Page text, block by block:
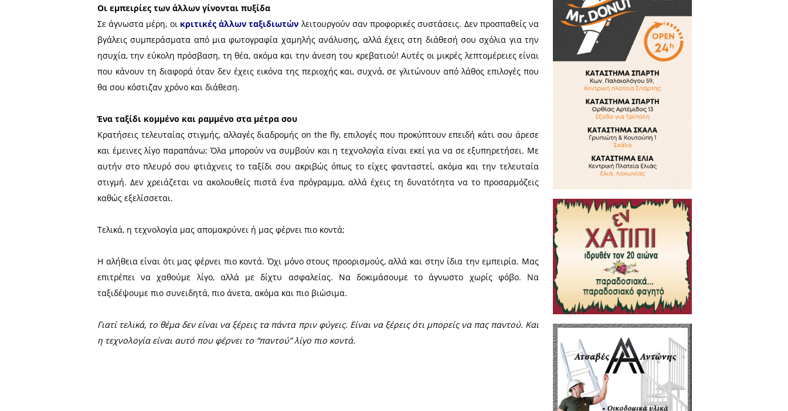
Τα κρυμμένα μυστικά δεν είναι πια και τόσο... μυστικά
Οι κλασικοί ταξιδιωτικοί οδηγοί λένε τα ίδια και τα ίδια, η τεχνολογία όμως σε φέρνει πιο κοντά σε εμπειρίες
που δεν γράφονται πάντα σε φυλλάδια. Blog, εφαρμογές και πλατφόρμες με προτάσεις από άλλους ταξιδιώτες
αποκαλύπτουν μικρά καφέ, παραλίες ή μονοπάτια που δεν θα έβρισκες ποτέ μόνος σου. Είναι σαν να έχεις έναν
φίλο που έχει ήδη πάει και σου λέει “πήγαινε εκεί, αξίζει”.
Η ασφάλεια δεν σκοτώνει την περιπέτεια
Όσο κι αν μας αρέσει η ιδέα της εξερεύνησης, κανείς δεν θέλει δυσάρεστες εκπλήξεις. Apps που δείχνουν
καιρικές συνθήκες σε πραγματικό χρόνο, δυνατότητα αποστολής τοποθεσίας ή SOS, ακόμη και απλά GPS
trackers, κάνουν την περιπέτεια πιο ελεγχόμενη και πιο έξυπνη - σίγουρα όχι λιγότερο διασκεδαστική. Αν είσαι
Σε άγνωστα μέρη, οικριτικές άλλων ταξιδιωτών
λειτουργούν σαν προφορικές συστάσεις. Δεν προσπαθείς να
βγάλεις συμπεράσματα από μια φωτογραφία χαμηλής ανάλυσης, αλλά έχεις στη διάθεσή σου σχόλια για την
ησυχία, την εύκολη πρόσβαση, τη θέα, ακόμα και την άνεση του κρεβατιού! Αυτές οι μικρές λεπτομέρειες είναι
που κάνουν τη διαφορά όταν δεν έχεις εικόνα της περιοχής και, συχνά, σε γλιτώνουν από λάθος επιλογές που